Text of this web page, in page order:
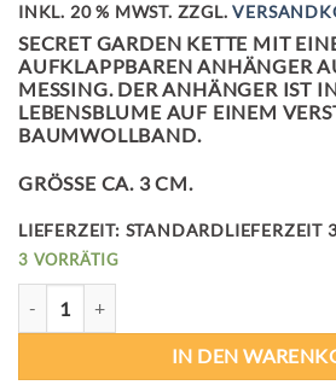
INKL. 20 % MWST. ZZGL.
SECRET GARDEN KETTE MIT
AUFKLAPPBAREN ANHÄNGER
MESSING. DER ANHÄNGER IST
LEBENSBLUME AUF EINEM
BAUMWOLLBAND.
GRÖSSE CA. 3 CM.
LIEFERZEIT: STANDARDLIEFERZEIT
3 VORRÄTIG
IN DEN